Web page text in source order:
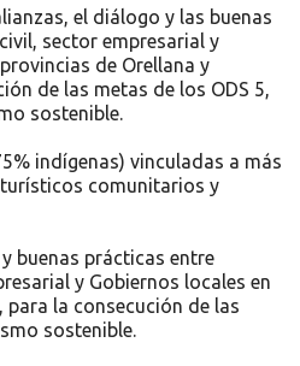
el diálogo y las buenas
sector empresarial y
de Orellana y
de las metas de los ODS 5,
sostenible.
indígenas) vinculadas a más
comunitarios y
buenas prácticas entre
y Gobiernos locales en
la consecución de las
sostenible.